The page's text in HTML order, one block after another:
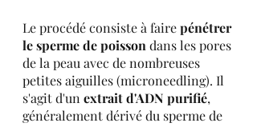
Le procédé consiste à faire pénétrer
le sperme de poisson dans les pores
de la peau avec de nombreuses
petites aiguilles (microneedling). Il
s'agit d'un extrait d'ADN purifié,
généralement dérivé du sperme de